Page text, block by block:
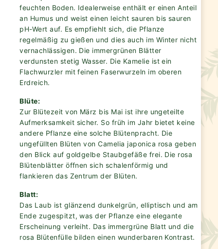
feuchten Boden. Idealerweise enthält er einen Anteil
an Humus und weist einen leicht sauren bis sauren
pH-Wert auf. Es empfiehlt sich, die Pflanze
regelmäßig zu gießen und dies auch im Winter nicht
vernachlässigen. Die immergrünen Blätter
verdunsten stetig Wasser. Die Kamelie ist ein
Flachwurzler mit feinen Faserwurzeln im oberen
Erdreich.
Blüte:
Zur Blütezeit von März bis Mai ist ihre ungeteilte
Aufmerksamkeit sicher. So früh im Jahr bietet keine
andere Pflanze eine solche Blütenpracht. Die
ungefüllten Blüten von Camelia japonica rosa geben
den Blick auf goldgelbe Staubgefäße frei. Die rosa
Blütenblätter öffnen sich schalenförmig und
flankieren das Zentrum der Blüten.
Blatt:
Das Laub ist glänzend dunkelgrün, elliptisch und am
Ende zugespitzt, was der Pflanze eine elegante
Erscheinung verleiht. Das immergrüne Blatt und die
rosa Blütenfülle bilden einen wunderbaren Kontrast.